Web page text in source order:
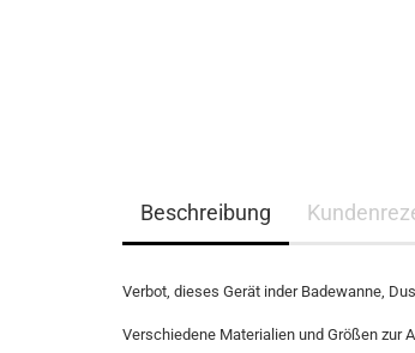
Beschreibung
Verbot, dieses Gerät inder Badewanne,
Verschiedene Materialien und Größen zur